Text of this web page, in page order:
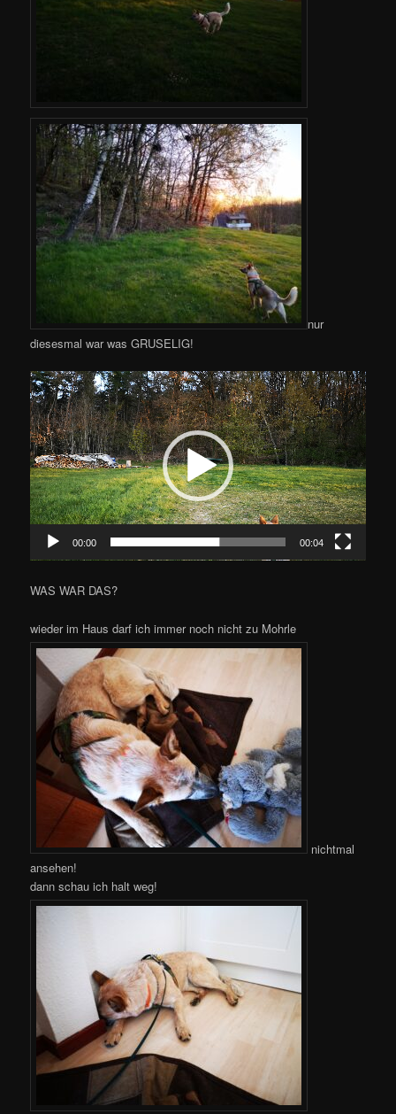
nur
diesesmal war was GRUSELIG!
Video-
Player
00:00 00:04
WAS WAR DAS?
wieder im Haus darf ich immer noch nicht zu Mohrle
nichtmal
ansehen!
dann schau ich halt weg!